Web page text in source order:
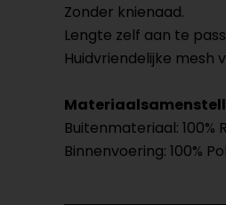
Zonder knienaad.
Lengte zelf aan te
Huidvriendelijke mesh
Buitenmateriaal: 100%
Binnenvoering: 100%